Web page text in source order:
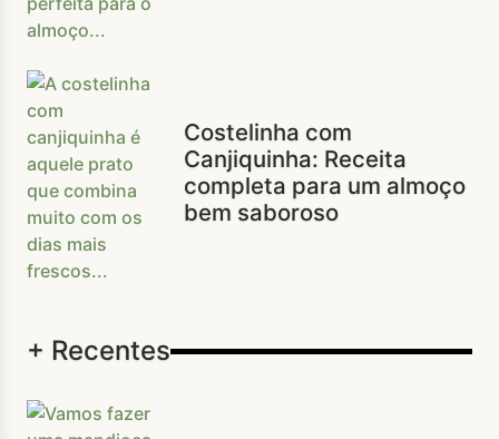
Costelinha com
Canjiquinha: Receita
completa para um almoço
bem saboroso
+ Recentes